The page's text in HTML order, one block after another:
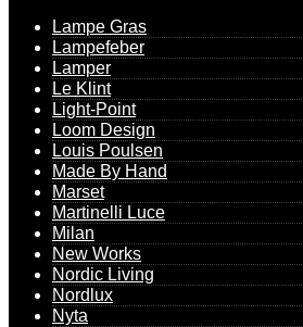
Lampe Gras
Lampefeber
Lamper
Le Klint
Light-Point
Loom Design
Louis Poulsen
Made By Hand
Marset
Martinelli Luce
Milan
New Works
Nordic Living
Nordlux
Nyta